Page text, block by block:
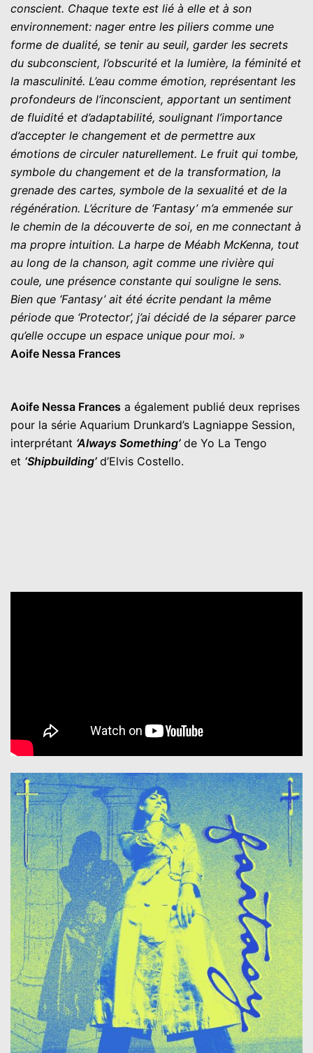
conscient. Chaque texte est lié à elle et à son
environnement: nager entre les piliers comme une
forme de dualité, se tenir au seuil, garder les secrets
du subconscient, l’obscurité et la lumière, la féminité et
la masculinité. L’eau comme émotion, représentant les
profondeurs de l’inconscient, apportant un sentiment
de fluidité et d’adaptabilité, soulignant l’importance
d’accepter le changement et de permettre aux
émotions de circuler naturellement. Le fruit qui tombe,
symbole du changement et de la transformation, la
grenade des cartes, symbole de la sexualité et de la
régénération. L’écriture de ‘Fantasy’ m’a emmenée sur
le chemin de la découverte de soi, en me connectant à
ma propre intuition. La harpe de Méabh McKenna, tout
au long de la chanson, agit comme une rivière qui
coule, une présence constante qui souligne le sens.
Bien que ‘Fantasy’ ait été écrite pendant la même
période que ‘Protector’, j’ai décidé de la séparer parce
qu’elle occupe un espace unique pour moi. »
Aoife Nessa Frances
Aoife Nessa Frances a également publié deux reprises
pour la série Aquarium Drunkard’s Lagniappe Session,
interprétant ‘Always Something’de Yo La Tengo
et ‘Shipbuilding’d’Elvis Costello.